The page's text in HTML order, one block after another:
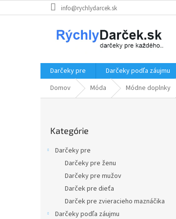
na
info@rychlydarcek.sk
Darčeky pre Darčeky podľa záujmu
Domov
Móda Módne doplnky
kategórie
Kategórie
Darčeky pre
Darčeky pre ženu
Darčeky pre mužov
Darček pre dieťa
Darček pre zvieracieho maznáčika
Darčeky podľa záujmu